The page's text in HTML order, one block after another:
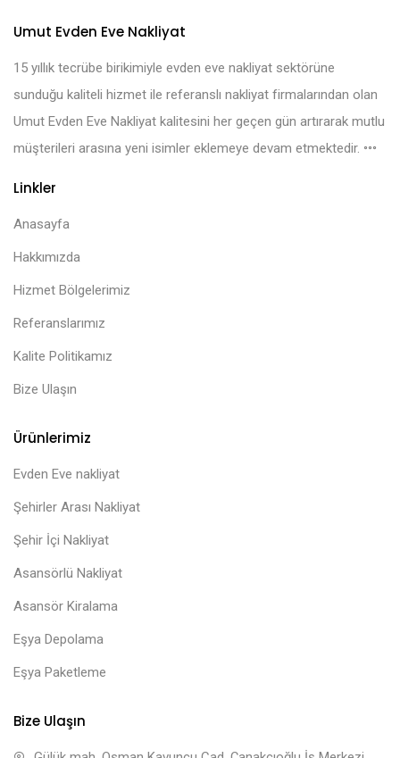
Umut Evden Eve Nakliyat
15 yıllık tecrübe birikimiyle evden eve nakliyat sektörüne
sunduğu kaliteli hizmet ile referanslı nakliyat firmalarından olan
Umut Evden Eve Nakliyat kalitesini her geçen gün artırarak mutlu
müşterileri arasına yeni isimler eklemeye devam etmektedir.
Linkler
Anasayfa
Hakkımızda
Hizmet Bölgelerimiz
Referanslarımız
Kalite Politikamız
Bize Ulaşın
Ürünlerimiz
Evden Eve nakliyat
Şehirler Arası Nakliyat
Şehir İçi Nakliyat
Asansörlü Nakliyat
Asansör Kiralama
Eşya Depolama
Eşya Paketleme
Bize Ulaşın